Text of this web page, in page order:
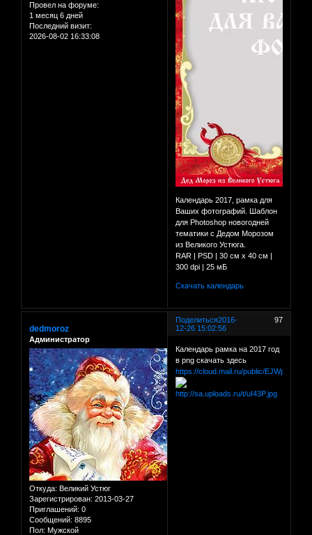
Провел на форуме:
1 месяц 6 дней
Последний визит:
2026-08-02 16:33:08
Календарь 2017, рамка для
Ваших фотографий. Шаблон
для Photoshop новогодней
тематики с Дедом Морозом
из Великого Устюга.
RAR | PSD | 30 см х 40 см |
300 dpi | 25 мБ
Скачать календарь
Поделиться 97
2016-
12-26 15:02:56
dedmoroz
Администратор
Откуда: Великий Устюг
Зарегистрирован: 2013-03-27
Приглашений: 0
Сообщений: 8895
Пол: Мужской
Календарь рамка на 2017 год
в png скачать здесь
https://cloud.mail.ru/public/EJWp/